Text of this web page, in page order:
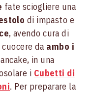
fate sciogliere una
di impasto e
, avendo cura di
da ambo i
in una
i Cubetti di
. Per preparare la